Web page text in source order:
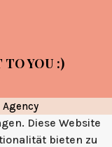
TO YOU :)
Agency
Diese Website
bieten zu